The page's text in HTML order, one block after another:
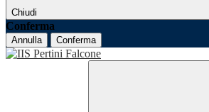
Chiudi
Conferma
Annulla Conferma